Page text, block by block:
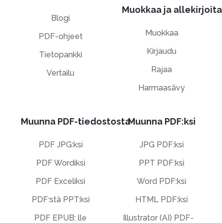
Blogi
PDF-ohjeet
Tietopankki
Vertailu
Muokkaa ja allekirjoita
Muokkaa
Kirjaudu
Rajaa
Harmaasävy
Muunna PDF-tiedostosta
PDF JPG:ksi
PDF Wordiksi
PDF Exceliksi
PDF:stä PPT:ksi
PDF EPUB: lle
Muunna PDF:ksi
JPG PDF:ksi
PPT PDF:ksi
Word PDF:ksi
HTML PDF:ksi
Illustrator (AI) PDF-